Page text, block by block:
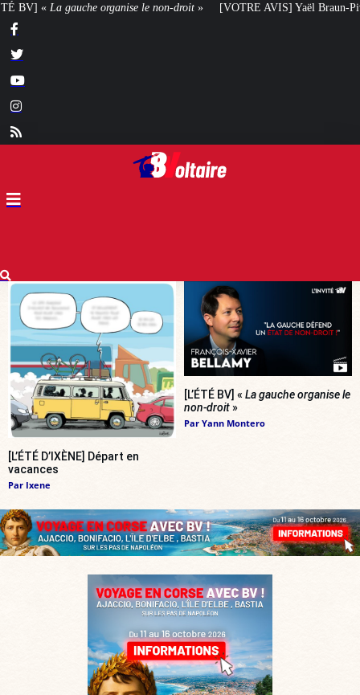
droit» [VOTRE AVIS] Yaël Braun-Pivet doit-elle renoncer à son projet
[L’ÉTÉ D’IXÈNE] Départ en
vacances
Par Ixene
[L’ÉTÉ BV] « La gauche organise le
non-droit»
Par Yann Montero